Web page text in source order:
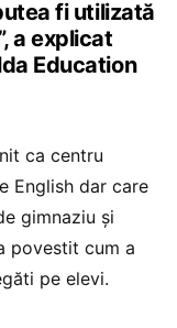
fi utilizată
a explicat
Education
ca centru
English dar care
gimnaziu și
povestit cum a
pe elevi.